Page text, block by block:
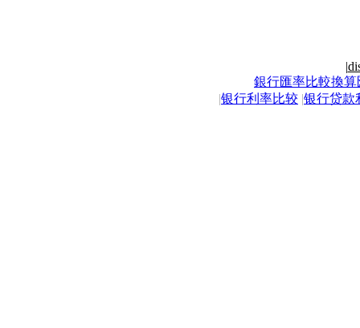
|
銀行匯率比較換算
|银行利率比较 |银行贷款